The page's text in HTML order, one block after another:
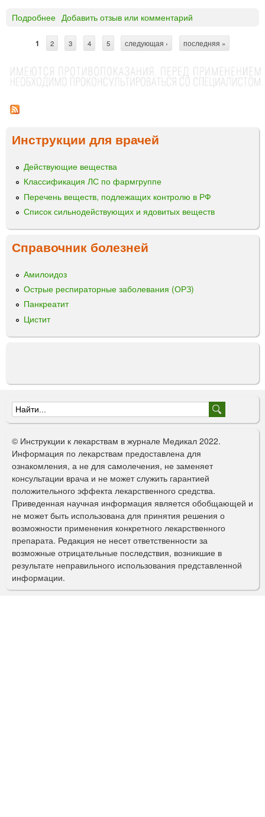
Подробнее
ь
ф
а
е
а
®
а
п
с
л
0
,
5
г
Добавить отзыв или комментарий
т
а
и
ы
1 2 3 4 5 следующая › последняя »
Инструкции для врачей
Действующие вещества
Классификация ЛС по фармгруппе
Перечень веществ, подлежащих контролю в РФ
Список сильнодействующих и ядовитых веществ
Справочник болезней
Амилоидоз
Острые респираторные заболевания (ОРЗ)
Панкреатит
Цистит
Ф
о
р
м
а
п
о
и
с
к
© Инструкции к лекарствам в журнале Медикал 2022.
Информация по лекарствам предоставлена для
ознакомления, а не для самолечения, не заменяет
консультации врача и не может служить гарантией
положительного эффекта лекарственного средства.
Приведенная научная информация является обобщающей и
не может быть использована для принятия решения о
возможности применения конкретного лекарственного
препарата. Редакция не несет ответственности за
возможные отрицательные последствия, возникшие в
результате неправильного использования представленной
информации.